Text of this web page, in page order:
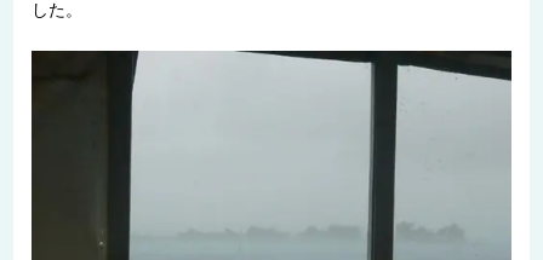
した。